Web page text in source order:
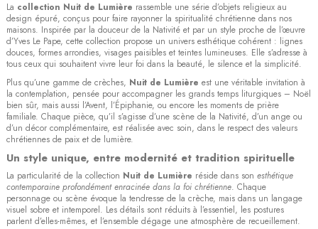
(4 avis)
La collection Nuit de Lumière rassemble une série d’objets religieux au
design épuré, conçus pour faire rayonner la spiritualité chrétienne dans nos
maisons. Inspirée par la douceur de la Nativité et par un style proche de l’œuvre
d’Yves Le Pape, cette collection propose un univers esthétique cohérent : lignes
douces, formes arrondies, visages paisibles et teintes lumineuses. Elle s’adresse à
tous ceux qui souhaitent vivre leur foi dans la beauté, le silence et la simplicité.
Plus qu’une gamme de crèches, Nuit de Lumière est une véritable invitation à
la contemplation, pensée pour accompagner les grands temps liturgiques – Noël
bien sûr, mais aussi l’Avent, l’Épiphanie, ou encore les moments de prière
familiale. Chaque pièce, qu’il s’agisse d’une scène de la Nativité, d’un ange ou
d’un décor complémentaire, est réalisée avec soin, dans le respect des valeurs
chrétiennes de paix et de lumière.
Un style unique, entre modernité et tradition spirituelle
La particularité de la collection Nuit de Lumière réside dans son esthétique
contemporaine profondément enracinée dans la foi chrétienne. Chaque
personnage ou scène évoque la tendresse de la crèche, mais dans un langage
visuel sobre et intemporel. Les détails sont réduits à l’essentiel, les postures
parlent d’elles-mêmes, et l’ensemble dégage une atmosphère de recueillement.